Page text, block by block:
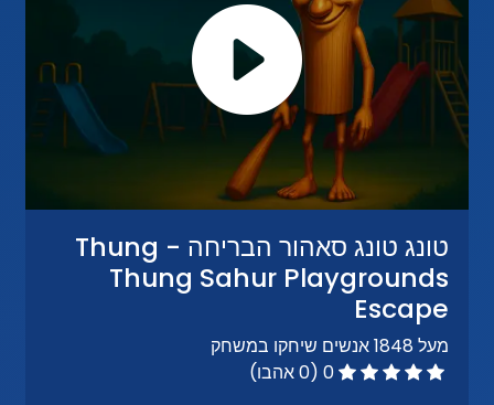
טונג טונג סאהור הבריחה - Thung
Thung Sahur Playgrounds
Escape
מעל 1848 אנשים שיחקו במשחק
0 (0 אהבו)